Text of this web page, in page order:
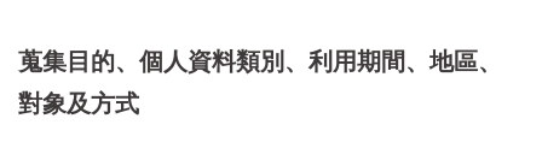
蒐集目的、個人資料類別、利用期間、地區、
對象及方式